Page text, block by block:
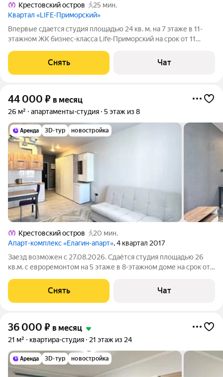
Крестовский остров
25 мин.
Квартал «LIFE-Приморский»
Впервые сдается студия площадью 24 кв. м. на 7 этаже в 11-
этажном ЖК бизнес-класса Life-Приморский на срок от 11
дом заселен с 2017-го года. Рядом на этаже одни соседи
(тамбур от лифта на 2
Снять Чат
44 000 ₽ в месяц
26 м² апартаменты-студия 5 этаж из 8
3D-тур новостройка
Крестовский остров
20 мин.
Апарт-комплекс «Елагин-апарт», 4 квартал 2017
Заезд возможен с 27.08.2026. Сдаётся студия площадью 26
кв.м. с евроремонтом на 5 этаже в 8-этажном доме на срок от
Холодильник Микроволновка Пылесос Дом - монолитный,
окна выходят на
Снять Чат
36 000 ₽ в месяц
21 м² квартира-студия 21 этаж из 24
3D-тур новостройка